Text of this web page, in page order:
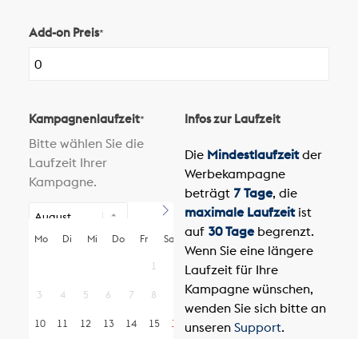
Add-on Preis*
Kampagnenlaufzeit*
Bitte wählen Sie die
Laufzeit Ihrer
Kampagne.
Mo Di Mi Do Fr Sa So
1
3 4 5 6 7 8
10 11 12 13 14 15 16
Infos zur Laufzeit
Die Mindestlaufzeitder
Werbekampagne
beträgt 7 Tage, die
maximale Laufzeitist
auf 30 Tagebegrenzt.
Wenn Sie eine längere
Laufzeit für Ihre
Kampagne wünschen,
wenden Sie sich bitte an
unseren Support.